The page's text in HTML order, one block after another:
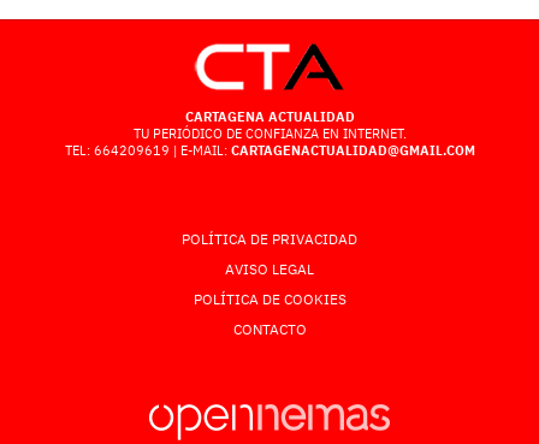
CARTAGENA ACTUALIDAD
TU PERIÓDICO DE CONFIANZA EN INTERNET.
TEL: 664209619 | E-MAIL: CARTAGENACTUALIDAD@GMAIL.COM
POLÍTICA DE PRIVACIDAD
AVISO LEGAL
POLÍTICA DE COOKIES
CONTACTO